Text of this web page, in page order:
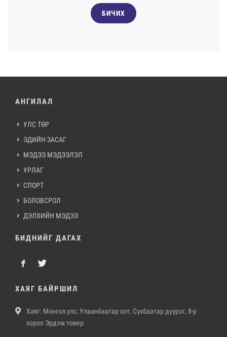
БИЧИХ
АНГИЛАЛ
УЛС ТӨР
ЭДИЙН ЗАСАГ
МЭДЭЭ МЭДЭЭЛЭЛ
УРЛАГ
СПОРТ
БОЛОВСРОЛ
ДЭЛХИЙН МЭДЭЭ
БИДНИЙГ ДАГАХ
ХАЯГ БАЙРШИЛ
Хаяг: Монгол улс, Улаанбаатар хот, Сүхбаатар дүүрэг, 8-р
хороо Эрдэм товер